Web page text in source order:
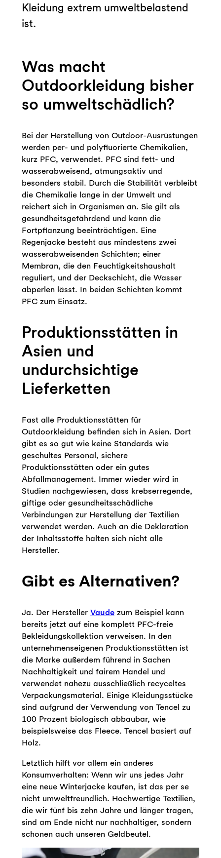
Kleidung extrem umweltbelastend
ist.
Was macht
Outdoorkleidung bisher
so umweltschädlich?
Bei der Herstellung von Outdoor-Ausrüstungen
werden per- und polyfluorierte Chemikalien,
kurz PFC, verwendet. PFC sind fett- und
wasserabweisend, atmungsaktiv und
besonders stabil. Durch die Stabilität verbleibt
die Chemikalie lange in der Umwelt und
reichert sich in Organismen an. Sie gilt als
gesundheitsgefährdend und kann die
Fortpflanzung beeinträchtigen. Eine
Regenjacke besteht aus mindestens zwei
wasserabweisenden Schichten; einer
Membran, die den Feuchtigkeitshaushalt
reguliert, und der Deckschicht, die Wasser
abperlen lässt. In beiden Schichten kommt
PFC zum Einsatz.
Produktionsstätten in
Asien und
undurchsichtige
Lieferketten
Fast alle Produktionsstätten für
Outdoorkleidung befinden sich in Asien. Dort
gibt es so gut wie keine Standards wie
geschultes Personal, sichere
Produktionsstätten oder ein gutes
Abfallmanagement. Immer wieder wird in
Studien nachgewiesen, dass krebserregende,
giftige oder gesundheitsschädliche
Verbindungen zur Herstellung der Textilien
verwendet werden. Auch an die Deklaration
der Inhaltsstoffe halten sich nicht alle
Hersteller.
Gibt es Alternativen?
Ja. Der Hersteller Vaudezum Beispiel kann
bereits jetzt auf eine komplett PFC-freie
Bekleidungskollektion verweisen. In den
unternehmenseigenen Produktionsstätten ist
die Marke außerdem führend in Sachen
Nachhaltigkeit und fairem Handel und
verwendet nahezu ausschließlich recyceltes
Verpackungsmaterial. Einige Kleidungsstücke
sind aufgrund der Verwendung von Tencel zu
100 Prozent biologisch abbaubar, wie
beispielsweise das Fleece. Tencel basiert auf
Holz.
Letztlich hilft vor allem ein anderes
Konsumverhalten: Wenn wir uns jedes Jahr
eine neue Winterjacke kaufen, ist das per se
nicht umweltfreundlich. Hochwertige Textilien,
die wir fünf bis zehn Jahre und länger tragen,
sind am Ende nicht nur nachhaltiger, sondern
schonen auch unseren Geldbeutel.